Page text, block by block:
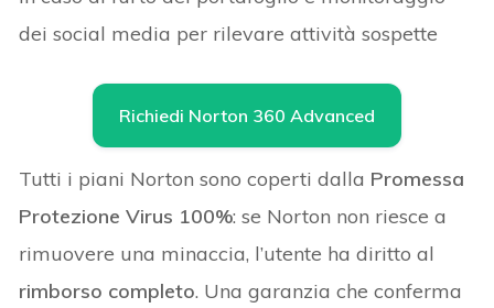
dei social media per rilevare attività sospette
Richiedi Norton 360 Advanced
Tutti i piani Norton sono coperti dalla Promessa
Protezione Virus 100%: se Norton non riesce a
rimuovere una minaccia, l’utente ha diritto al
rimborso completo. Una garanzia che conferma